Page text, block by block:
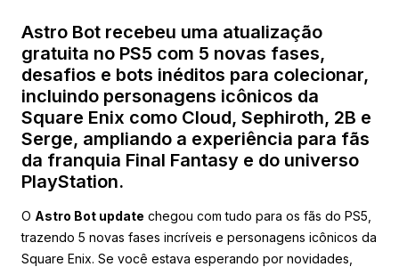
Astro Bot recebeu uma atualização
gratuita no PS5 com 5 novas fases,
desafios e bots inéditos para colecionar,
incluindo personagens icônicos da
Square Enix como Cloud, Sephiroth, 2B e
Serge, ampliando a experiência para fãs
da franquia Final Fantasy e do universo
PlayStation.
O Astro Bot update chegou com tudo para os fãs do PS5,
trazendo 5 novas fases incríveis e personagens icônicos da
Square Enix. Se você estava esperando por novidades,